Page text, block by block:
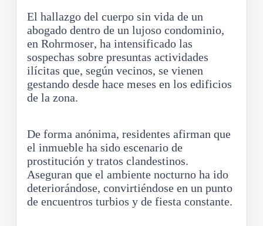
El hallazgo del cuerpo sin vida de un
abogado dentro de un lujoso condominio,
en Rohrmoser, ha intensificado las
sospechas sobre presuntas actividades
ilícitas que, según vecinos, se vienen
gestando desde hace meses en los edificios
de la zona.
De forma anónima, residentes afirman que
el inmueble ha sido escenario de
prostitución y tratos clandestinos.
Aseguran que el ambiente nocturno ha ido
deteriorándose, convirtiéndose en un punto
de encuentros turbios y de fiesta constante.